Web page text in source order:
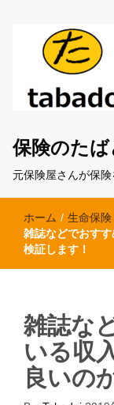
保険のた
元保険屋さんが保険
ホーム / 生命保険
雑誌などでおす
検証します！
雑誌な
いる収
良いの